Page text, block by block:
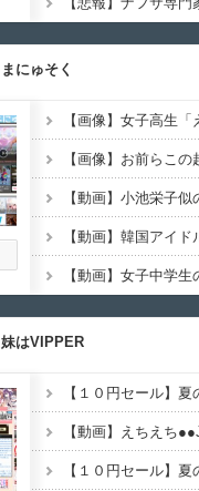
まにゅそく
【画像】お前らこ
妹はVIPPER